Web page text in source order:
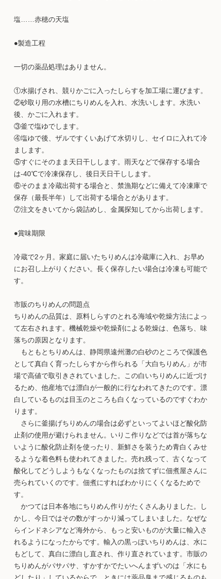
塩……赤穂の天塩
●製造工程
一切の薬品処理はありません。
①水揚げされ、競りかごに入ったしらすを加工場に運びます。
②砂取り用の水槽にちりめんを入れ、水洗いします。水洗い
後、かごに入れます。
③釜で塩ゆでします。
④塩ゆで後、ザルですくいあげて水切りし、セイロに入れて冷
まします。
⑤すぐにそのまま天日干しします。雨天などで保存する場合
は-40℃で冷凍保存し、後日天日干しします。
⑥そのまま冷蔵出荷する場合と、禁漁期などに備えて冷凍庫で
保存（最長半年）して出荷する場合とがあります。
⑦注文をきいてから袋詰めし、金属探知してから出荷します。
●賞味期限
冷蔵で2ヶ月。家庭に届いたちりめんは冷蔵庫に入れ、お早め
にお召し上がりください。長く保存したい場合は冷凍も可能で
す。
市販のちりめんの問題点
ちりめんの品質は、原料しらすのとれる海域や乾燥方法によっ
て左右されます。機械乾燥や乾燥剤による乾燥は、色落ち、味
落ちの原因となります。
もともとちりめんは、静岡県遠州灘の白砂のところで保護色
として真白く育ったしらすから作られる「大白ちりめん」が市
場で高値で取引きされていました。この白いちりめんに近づけ
るため、他産地では漂白が一般的に行なわれてきたのです。漂
白しているものは目玉のところも白くなっているのですぐわか
ります。
さらに釜揚げちりめんの場合は必ずといってよいほど酸化防
止剤の使用が避けられません。いりこ作りなどでは首が落ちな
いように酸化防止剤を使ったり、新鮮さを装うため青白くみせ
るような着色料も使われてきました。売れ残って、古くなって
酸化してどうしようもなくなったものは捨てずに佃煮屋さんに
売られていくのです。佃煮にすればわかりにくくなるためで
す。
かつては日本各地にちりめん作りがたくさんありました。し
かし、今日ではその数がすっかり減ってしまいました。なぜな
らインドネシアなど海外から、もっと安いものが大量に輸入さ
れるようになったからです。輸入の黒っぽいちりめんは、水に
もどして、真白に漂白し直され、作り直されています。市販の
ちりめんがパサパサ、すかすかでたいへんまずいのは「水にも